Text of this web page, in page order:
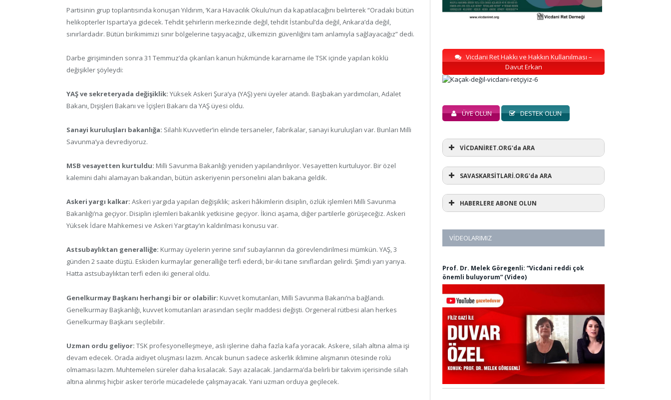
Partisinin grup toplantısında konuşan Yıldırım, ‘Kara Havacılık Okulu’nun da kapatılacağını belirterek “Oradaki bütün
helikopterler Isparta’ya gidecek. Tehdit şehirlerin merkezinde değil, tehdit İstanbul’da değil, Ankara’da değil,
sınırlardadır. Bütün birikimimizi sınır bölgelerine taşıyacağız, ülkemizin güvenliğini tam anlamıyla sağlayacağız” dedi.
Darbe girişiminden sonra 31 Temmuz’da çıkarılan kanun hükmünde kararname ile TSK içinde yapılan köklü
değişikler şöyleydi:
YAŞ ve sekreteryada değişiklik: Yüksek Askeri Şura’ya (YAŞ) yeni üyeler atandı. Başbakan yardımcıları, Adalet
Bakanı, Dışişleri Bakanı ve İçişleri Bakanı da YAŞ üyesi oldu.
Sanayi kuruluşları bakanlığa: Silahlı Kuvvetler’in elinde tersaneler, fabrikalar, sanayi kuruluşları var. Bunları Milli
Savunma’ya devrediyoruz.
MSB vesayetten kurtuldu: Milli Savunma Bakanlığı yeniden yapılandırılıyor. Vesayetten kurtuluyor. Bir özel
kalemini dahi alamayan bakandan, bütün askeriyenin personelini alan bakana geldik.
Askeri yargı kalkar: Askeri yargıda yapılan değişiklik; askeri hâkimlerin disiplin, özlük işlemleri Milli Savunma
Bakanlığı’na geçiyor. Disiplin işlemleri bakanlık yetkisine geçiyor. İkinci aşama, diğer partilerle görüşeceğiz. Askeri
Yüksek İdare Mahkemesi ve Askeri Yargıtay’ın kaldırılması konusu var.
Astsubaylıktan generalliğe: Kurmay üyelerin yerine sınıf subaylarının da görevlendirilmesi mümkün. YAŞ, 3
günden 2 saate düştü. Eskiden kurmaylar generalliğe terfi ederdi, bir-iki tane sınıflardan gelirdi. Şimdi yarı yarıya.
Hatta astsubaylıktan terfi eden iki general oldu.
Genelkurmay Başkanı herhangi bir or olabilir: Kuvvet komutanları, Milli Savunma Bakanı’na bağlandı.
Genelkurmay Başkanlığı, kuvvet komutanları arasından seçilir maddesi değişti. Orgeneral rütbesi alan herkes
Genelkurmay Başkanı seçilebilir.
Uzman ordu geliyor: TSK profesyonelleşmeye, asli işlerine daha fazla kafa yoracak. Askere, silah altına alma işi
devam edecek. Orada aidiyet oluşması lazım. Ancak bunun sadece askerlik iklimine alışmanın ötesinde rolü
olmaması lazım. Muhtemelen süreler daha kısalacak. Sayı azalacak. Jandarma’da belirli bir takvim içerisinde silah
altına alınmış hiçbir asker terörle mücadelede çalışmayacak. Yani uzman orduya geçilecek.
Vicdani Ret Hakkı ve Hakkın Kullanılması –
Davut Erkan
ÜYE OLUN DESTEK OLUN
VİCDANİRET.ORG'da ARA
SAVASKARSİTLARİ.ORG'da ARA
HABERLERE ABONE OLUN
VIDEOLARIMIZ
Prof. Dr. Melek Göregenli: “Vicdani reddi çok
önemli buluyorum” (Video)